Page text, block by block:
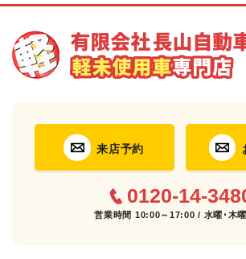
来店予約
0120-14-
営業時間 10:00～17:00 / 水曜･木